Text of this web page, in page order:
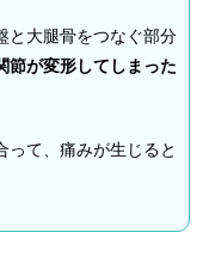
と大腿骨をつなぐ部分
節が変形してしまった
って、痛みが生じると